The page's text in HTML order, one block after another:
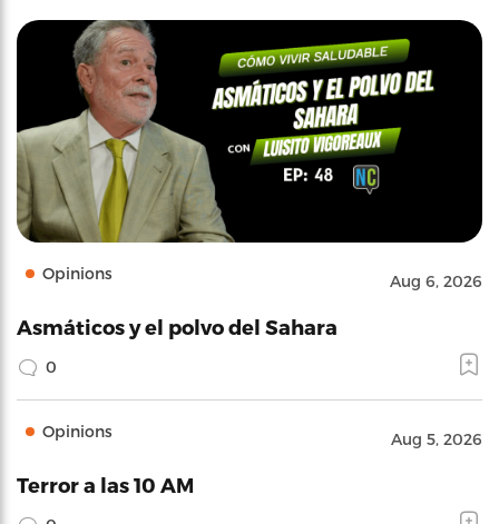
Opinions Aug 6, 2026
Asmáticos y el polvo del Sahara
0
Opinions Aug 5, 2026
Terror a las 10 AM